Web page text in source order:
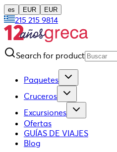
es EUR EUR
215 215 9814
Search for product
Paquetes
Cruceros
Excursiones
Ofertas
GUÍAS DE VIAJES
Blog